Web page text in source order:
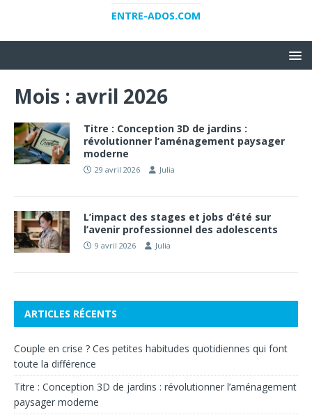
ENTRE-ADOS.COM
Mois : avril 2026
Titre : Conception 3D de jardins :
révolutionner l’aménagement paysager
moderne
29 avril 2026 Julia
L’impact des stages et jobs d’été sur
l’avenir professionnel des adolescents
9 avril 2026 Julia
ARTICLES RÉCENTS
Couple en crise ? Ces petites habitudes quotidiennes qui font
toute la différence
Titre : Conception 3D de jardins : révolutionner l’aménagement
paysager moderne